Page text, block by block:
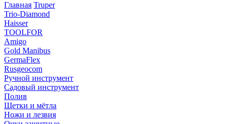
Главная Truper
Trio-Diamond
Haisser
TOOLFOR
Amigo
Gold Manibus
GermaFlex
Rusgeocom
Ручной инструмент
Садовый инструмент
Полив
Щетки и мётла
Ножи и лезвия